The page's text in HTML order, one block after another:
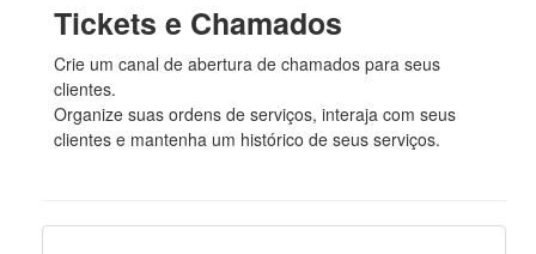
Tickets e Chamados
Crie um canal de abertura de chamados para seus
clientes.
Organize suas ordens de serviços, interaja com seus
clientes e mantenha um histórico de seus serviços.